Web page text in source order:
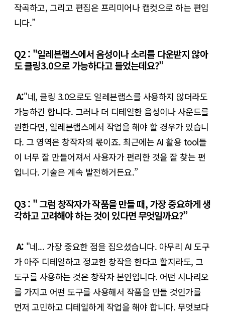
작곡하고, 그리고 편집은 프리미어나 캡컷으로 하는 편입
니다.”
Q2 : "일레븐랩스에서 음성이나 소리를 다운받지 않아
도 클링3.0으로 가능하다고 들었는데요?”
A:"네, 클링 3.0으로도 일레븐랩스를 사용하지 않더라도
가능하긴 합니다. 그러나 더 디테일한 음성이나 사운드를
원한다면, 일레븐랩스에서 작업을 해야 할 경우가 있습니
다. 그 영역은 창작자의 몫이죠. 최근에는 AI 활용 tool들
이 너무 잘 만들어져서 사용자가 편리한 것을 잘 찾는 편
입니다. 기술은 계속 발전하거든요.”
Q3 : " 그럼 창작자가 작품을 만들 때, 가장 중요하게 생
각하고 고려해야 하는 것이 있다면 무엇일까요?”
A: "네... 가장 중요한 점을 집으셨습니다. 아무리 AI 도구
가 아주 디테일하고 정교한 창작을 한다고 할지라도, 그
도구를 사용하는 것은 창작자 본인입니다. 어떤 시나리오
를 가지고 어떤 도구를 사용해서 작품을 만들 것인가를
먼저 고민하고 디테일하게 작업을 해야 합니다. 무엇보다